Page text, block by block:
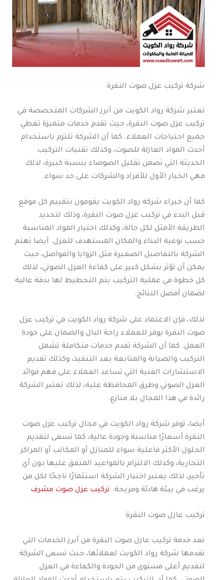
شركة تركيب عزل صوت النقرة
تعتبر شركة رواد الكويت من أبرز الشركات المتخصصة في
تركيب عزل صوت النقرة، حيث تقدم خدمات متميزة تغطي
جميع احتياجات العملاء. كما أن الشركة تلتزم باستخدام
أحدث المواد العازلة للصوت، وكذلك تقنيات التركيب
الحديثة التي تضمن تقليل الضوضاء بنسبة كبيرة، لذلك
فهي الخيار الأول للأفراد والشركات على حد سواء.
كما أن خبراء شركة رواد الكويت يقومون بتقييم كل موقع
قبل البدء في تركيب عزل صوت النقرة، وذلك لتحديد
الطريقة الأمثل لكل حالة، وكذلك اختيار المواد المناسبة
حسب نوعية البناء والمكان المستهدف للعزل. أيضا تهتم
الشركة بالتفاصيل الصغيرة مثل الزوايا والفواصل، حيث
يمكن أن تؤثر بشكل كبير على كفاءة العزل الصوتي، لذلك
كل خطوة في عملية التركيب يتم التخطيط لها بدقة عالية
لضمان أفضل النتائج.
لذلك، فإن الاعتماد على شركة رواد الكويت في تركيب عزل
صوت النقرة يوفر للعملاء راحة البال والضمان على جودة
العمل. كما أن الشركة تقدم خدمات متكاملة تشمل
التركيب والصيانة والمتابعة بعد التنفيذ، وكذلك تقديم
الاستشارات الفنية التي تساعد العملاء على فهم فوائد
العزل الصوتي وطرق المحافظة عليه، لذلك تعتبر الشركة
رائدة في هذا المجال بلا منازع.
أيضا، توفر شركة رواد الكويت في مجال تركيب عزل صوت
النقرة أسعارًا مناسبة وجودة عالية، كما تسعى لتقديم
الحلول الأكثر فاعلية سواء للمنازل أو المكاتب أو المراكز
التجارية، وكذلك الالتزام بالمواعيد المتفق عليها دون أي
تأخير، لذلك يعتبر اختيار الشركة استثمارًا ناجحًا لكل من
يرغب في بيئة هادئة ومريحة. تركيب عزل صوت مشرف
تركيب عازل صوت النقرة
تعد خدمة تركيب عازل صوت النقرة من أبرز الخدمات التي
تقدمها شركة رواد الكويت لعملائها، حيث تسعى الشركة
لتقديم أعلى مستوى من الجودة والكفاءة في العزل